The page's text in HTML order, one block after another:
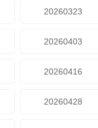
20260323
20260403
20260416
20260428